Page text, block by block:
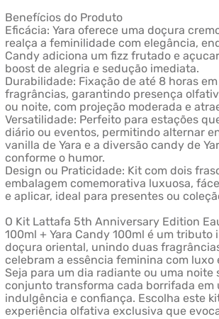
Benefícios do Produto
Eficácia: Yara oferece uma doçura
realça a feminilidade com elegância,
Candy adiciona um fizz frutado e
boost de alegria e sedução imediata.
Durabilidade: Fixação de até 8 horas
fragrâncias, garantindo presença
ou noite, com projeção moderada e
Versatilidade: Perfeito para estações
diário ou eventos, permitindo alternar
vanilla de Yara e a diversão candy de
conforme o humor.
Design ou Praticidade: Kit com dois
embalagem comemorativa luxuosa,
e aplicar, ideal para presentes ou
O Kit Lattafa 5th Anniversary Edition
100ml + Yara Candy 100ml é um tributo
doçura oriental, unindo duas
celebram a essência feminina com luxo
Seja para um dia radiante ou uma noite
conjunto transforma cada borrifada em
indulgência e confiança. Escolha este
experiência olfativa exclusiva que